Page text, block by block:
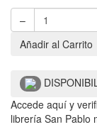
–
Añadir al Carrito
Accede aquí y
librería San Pablo